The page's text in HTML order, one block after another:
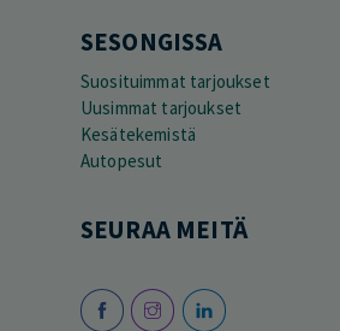
SESONGISSA
Suosituimmat tarjoukset
Uusimmat tarjoukset
Kesätekemistä
Autopesut
SEURAA MEITÄ